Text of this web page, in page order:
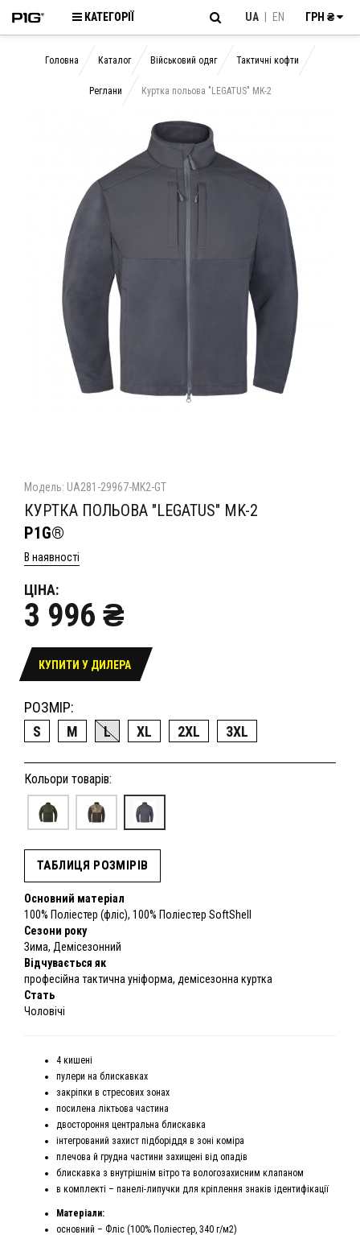
КАТЕГОРІЇ UA EN ГРН ₴
Головна Каталог Військовий одяг Тактичні кофти
Реглани Куртка польова "LEGATUS" MK-2
Модель: UA281-29967-MK2-GT
КУРТКА ПОЛЬОВА "LEGATUS" MK-2
P1G®
В наявності
ЦІНА:
3 996 ₴
КУПИТИ У ДИЛЕРА
РОЗМІР:
S
M L XL 2XL 3XL
Кольори товарів:
ТАБЛИЦЯ РОЗМІРІВ
Основний матеріал
100% Поліестер (фліс), 100% Поліестер SoftShell
Сезони року
Зима, Демісезонний
Відчувається як
професійна тактична уніформа, демісезонна куртка
Стать
Чоловічі
4 кишені
пулери на блискавках
закріпки в стресових зонах
посилена ліктьова частина
двостороння центральна блискавка
інтегрований захист підборіддя в зоні коміра
плечова й грудна частини захищені від опадів
блискавка з внутрішнім вітро та вологозахисним клапаном
в комплекті – панелі-липучки для кріплення знаків ідентифікації
Матеріали:
основний – Фліс (100% Поліестер, 340 г/м2)